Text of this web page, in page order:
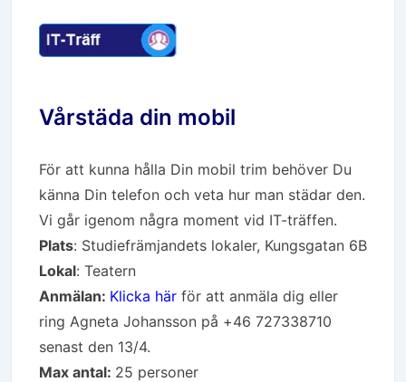
Vårstäda din mobil
För att kunna hålla Din mobil trim behöver Du
känna Din telefon och veta hur man städar den.
Vi går igenom några moment vid IT-träffen.
Plats: Studiefrämjandets lokaler, Kungsgatan 6B
Lokal: Teatern
Anmälan: Klicka här för att anmäla dig eller
ring Agneta Johansson på +46 727338710
senast den 13/4.
Max antal: 25 personer